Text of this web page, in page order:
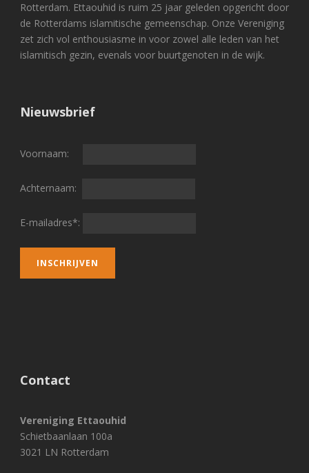
Rotterdam. Ettaouhid is ruim 25 jaar geleden opgericht door
de Rotterdams islamitische gemeenschap. Onze Vereniging
zet zich vol enthousiasme in voor zowel alle leden van het
islamitisch gezin, evenals voor buurtgenoten in de wijk.
Nieuwsbrief
Voornaam:
Achternaam:
E-mailadres*:
Contact
Vereniging Ettaouhid
Schietbaanlaan 100a
3021 LN Rotterdam